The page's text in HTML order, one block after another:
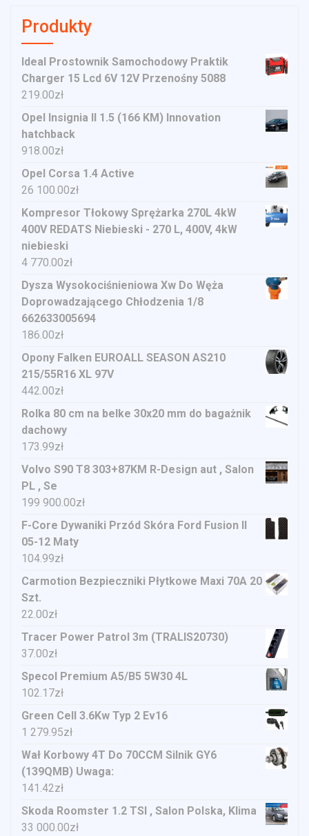
Produkty
Ideal Prostownik Samochodowy Praktik
Charger 15 Lcd 6V 12V Przenośny 5088
219.00zł
Opel Insignia II 1.5 (166 KM) Innovation
hatchback
918.00zł
Opel Corsa 1.4 Active
26 100.00zł
Kompresor Tłokowy Sprężarka 270L 4kW
400V REDATS Niebieski - 270 L, 400V, 4kW
niebieski
4 770.00zł
Dysza Wysokociśnieniowa Xw Do Węża
Doprowadzającego Chłodzenia 1/8
662633005694
186.00zł
Opony Falken EUROALL SEASON AS210
215/55R16 XL 97V
442.00zł
Rolka 80 cm na belke 30x20 mm do bagażnik
dachowy
173.99zł
Volvo S90 T8 303+87KM R-Design aut , Salon
PL , Se
199 900.00zł
F-Core Dywaniki Przód Skóra Ford Fusion II
05-12 Maty
104.99zł
Carmotion Bezpieczniki Płytkowe Maxi 70A 20
Szt.
22.00zł
Tracer Power Patrol 3m (TRALIS20730)
37.00zł
Specol Premium A5/B5 5W30 4L
102.17zł
Green Cell 3.6Kw Typ 2 Ev16
1 279.95zł
Wał Korbowy 4T Do 70CCM Silnik GY6
(139QMB) Uwaga:
141.42zł
Skoda Roomster 1.2 TSI , Salon Polska, Klima
33 000.00zł